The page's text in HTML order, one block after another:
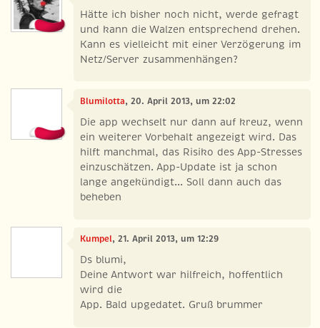
Hätte ich bisher noch nicht, werde gefragt
und kann die Walzen entsprechend drehen.
Kann es vielleicht mit einer Verzögerung im
Netz/Server zusammenhängen?
Blumilotta, 20. April 2013, um 22:02
Die app wechselt nur dann auf kreuz, wenn
ein weiterer Vorbehalt angezeigt wird. Das
hilft manchmal, das Risiko des App-Stresses
einzuschätzen. App-Update ist ja schon
lange angekündigt... Soll dann auch das
beheben
Kumpel, 21. April 2013, um 12:29
Ds blumi,
Deine Antwort war hilfreich, hoffentlich
wird die
App. Bald upgedatet. Gruß brummer